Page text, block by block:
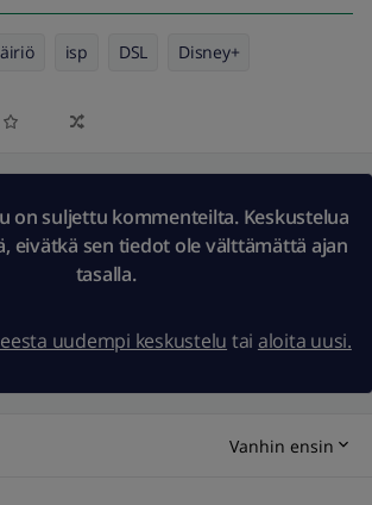
isp DSL Disney+
on suljettu kommenteilta. Keskustelua
eivätkä sen tiedot ole välttämättä ajan
tasalla.
uudempi keskustelu tai aloita uusi.
Vanhin ensin